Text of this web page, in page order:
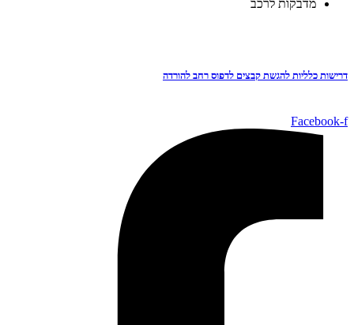
מדבקות לרכב
דרישות כלליות להגשת קבצים לדפוס רחב להורדה
Facebook-f